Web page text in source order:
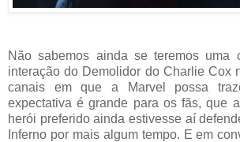
Não sabemos ainda se teremos uma
interação do Demolidor do Charlie Cox
canais em que a Marvel possa
expectativa é grande para os fãs, que
herói preferido ainda estivesse aí
Inferno por mais algum tempo. E em